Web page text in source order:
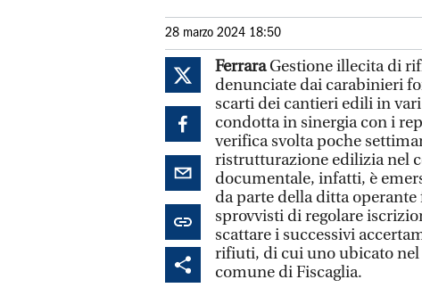
28 marzo 2024 18:50
FerraraGestione illecita di
denunciate dai carabinieri
scarti dei cantieri edili in
condotta in sinergia con i
verifica svolta poche
ristrutturazione edilizia nel
documentale, infatti, è
da parte della ditta
sprovvisti di regolare
scattare i successivi
rifiuti, di cui uno ubicato nel
comune di Fiscaglia.